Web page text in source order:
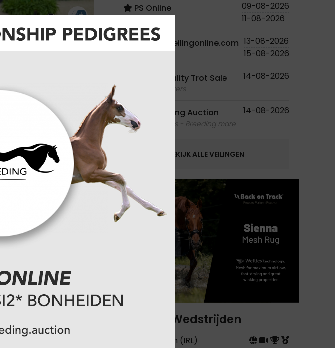
PS Online
09-08-2026
11-08-2026
Paardenveilingonline.com 13-08-2026
15-08-2026
Ruislé Quality Trot Sale
foals - youngsters
14-08-2026
Equbreeding Auction
foals - embryos - Breeding mare
14-08-2026
BEKIJK ALLE VEILINGEN
Wedstrijden
CSIO5* Dublin (IRL)